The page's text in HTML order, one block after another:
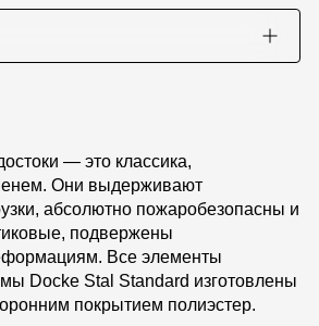
— это классика,
Они выдерживают
абсолютно пожаробезопасны и
подвержены
Все элементы
Docke Stal Standard изготовлены
покрытием полиэстер.